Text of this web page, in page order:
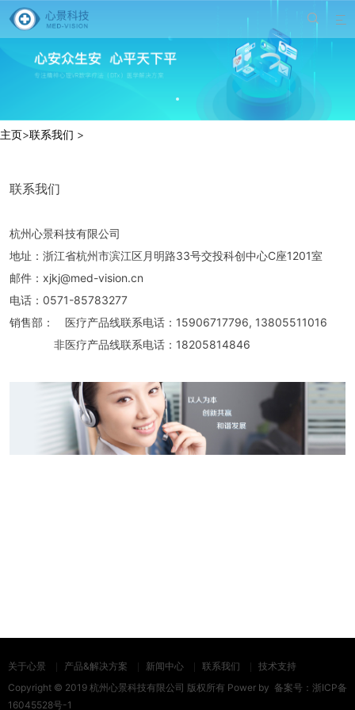


主页>联系我们 >
联系我们
杭州心景科技有限公司
地址：浙江省杭州市滨江区月明路33号交投科创中心C座1201室
邮件：xjkj@med-vision.cn
电话：0571-85783277
销售部： 医疗产品线联系电话：15906717796, 13805511016
非医疗产品线联系电话：18205814846
关于心景 产品&解决方案 新闻中心 联系我们
技术支持
Copyright © 2019 杭州心景科技有限公司 版权所有 Power by 备案号： 浙ICP备
16045528号-1